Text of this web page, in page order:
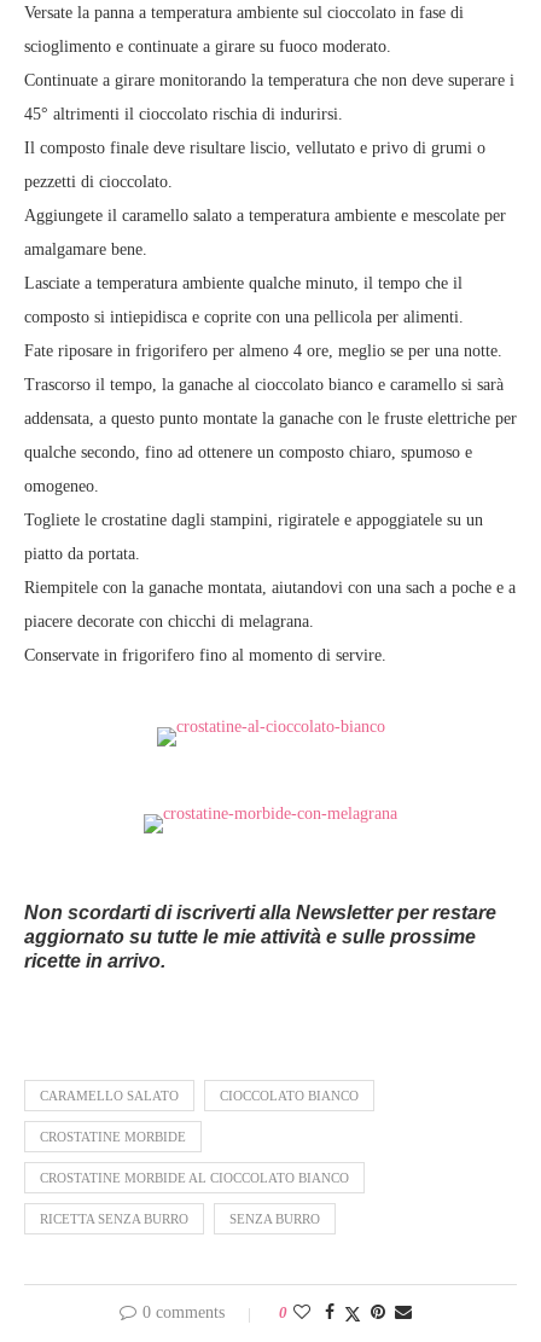
Versate la panna a temperatura ambiente sul cioccolato in fase di
scioglimento e continuate a girare su fuoco moderato.
Continuate a girare monitorando la temperatura che non deve superare i
45° altrimenti il cioccolato rischia di indurirsi.
Il composto finale deve risultare liscio, vellutato e privo di grumi o
pezzetti di cioccolato.
Aggiungete il caramello salato a temperatura ambiente e mescolate per
amalgamare bene.
Lasciate a temperatura ambiente qualche minuto, il tempo che il
composto si intiepidisca e coprite con una pellicola per alimenti.
Fate riposare in frigorifero per almeno 4 ore, meglio se per una notte.
Trascorso il tempo, la ganache al cioccolato bianco e caramello si sarà
addensata, a questo punto montate la ganache con le fruste elettriche per
qualche secondo, fino ad ottenere un composto chiaro, spumoso e
omogeneo.
Togliete le crostatine dagli stampini, rigiratele e appoggiatele su un
piatto da portata.
Riempitele con la ganache montata, aiutandovi con una sach a poche e a
piacere decorate con chicchi di melagrana.
Conservate in frigorifero fino al momento di servire.
Non scordarti di iscriverti alla Newsletter per restare
aggiornato su tutte le mie attività e sulle prossime
ricette in arrivo.
CARAMELLO SALATO CIOCCOLATO BIANCO
CROSTATINE MORBIDE
CROSTATINE MORBIDE AL CIOCCOLATO BIANCO
RICETTA SENZA BURRO SENZA BURRO
0 comments 0